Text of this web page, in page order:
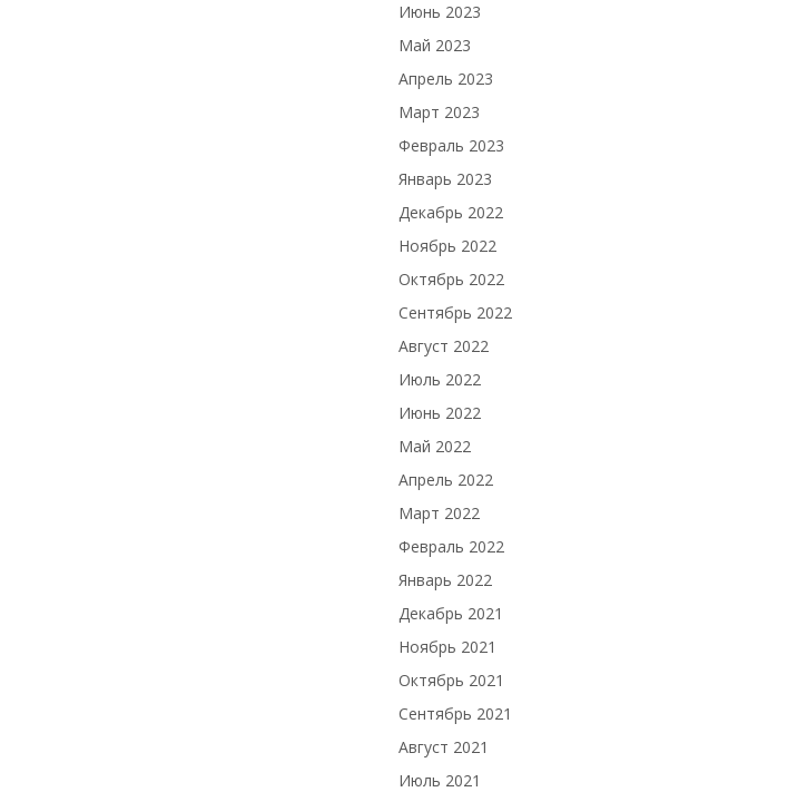
Июнь 2023
Май 2023
Апрель 2023
Март 2023
Февраль 2023
Январь 2023
Декабрь 2022
Ноябрь 2022
Октябрь 2022
Сентябрь 2022
Август 2022
Июль 2022
Июнь 2022
Май 2022
Апрель 2022
Март 2022
Февраль 2022
Январь 2022
Декабрь 2021
Ноябрь 2021
Октябрь 2021
Сентябрь 2021
Август 2021
Июль 2021